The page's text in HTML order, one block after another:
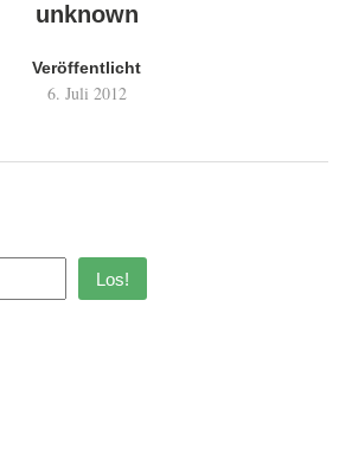
unknown
Veröffentlicht
6. Juli 2012
Los!